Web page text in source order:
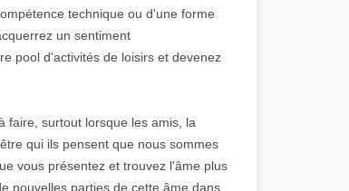
technique ou d'une forme
un sentiment
pool d'activités de loisirs et devenez
faire, surtout lorsque les amis, la
qui ils pensent que nous sommes
vous présentez et trouvez l'âme plus
nouvelles parties de cette âme dans